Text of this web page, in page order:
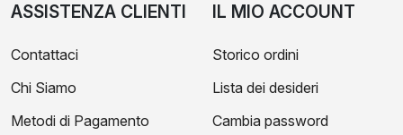
ASSISTENZA CLIENTI
Contattaci
Chi Siamo
Metodi di Pagamento
IL MIO ACCOUNT
Storico ordini
Lista dei desideri
Cambia password